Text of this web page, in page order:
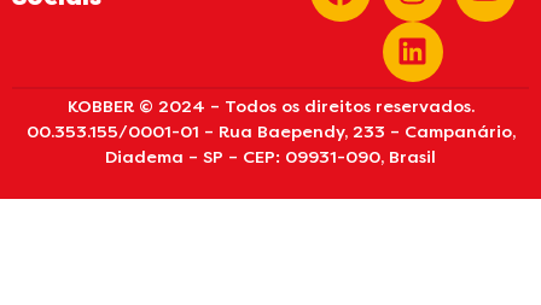
KOBBER © 2024 – Todos os direitos reservados.
00.353.155/0001-01 – Rua Baependy, 233 – Campanário,
Diadema – SP – CEP: 09931-090, Brasil